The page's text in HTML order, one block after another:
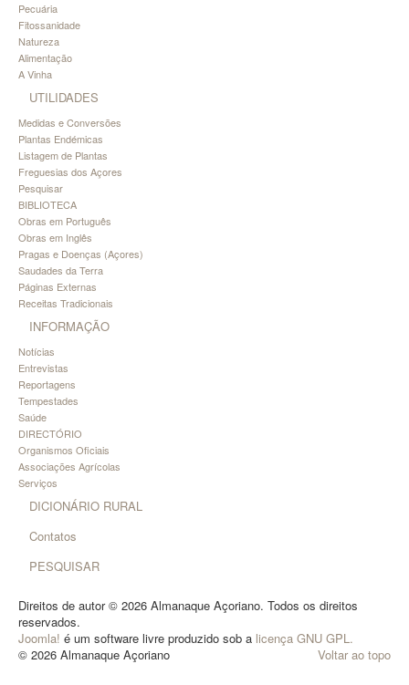
Pecuária
Fitossanidade
Natureza
Alimentação
A Vinha
UTILIDADES
Medidas e Conversões
Plantas Endémicas
Listagem de Plantas
Freguesias dos Açores
Pesquisar
BIBLIOTECA
Obras em Português
Obras em Inglês
Pragas e Doenças (Açores)
Saudades da Terra
Páginas Externas
Receitas Tradicionais
INFORMAÇÃO
Notícias
Entrevistas
Reportagens
Tempestades
Saúde
DIRECTÓRIO
Organismos Oficiais
Associações Agrícolas
Serviços
DICIONÁRIO RURAL
Contatos
PESQUISAR
Direitos de autor © 2026 Almanaque Açoriano. Todos os direitos
reservados.
Joomla! é um software livre produzido sob a licença GNU GPL.
Voltar ao topo
© 2026 Almanaque Açoriano